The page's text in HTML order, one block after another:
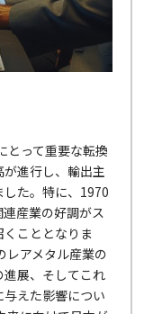
とって重要な転換
進行し、輸出主
た。特に、1970
産業の好調がス
こととなりま
レアメタル産業の
展、そしてこれ
えた影響につい